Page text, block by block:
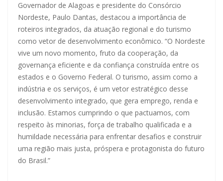
Governador de Alagoas e presidente do Consórcio
Nordeste, Paulo Dantas, destacou a importância de
roteiros integrados, da atuação regional e do turismo
como vetor de desenvolvimento econômico. “O Nordeste
vive um novo momento, fruto da cooperação, da
governança eficiente e da confiança construída entre os
estados e o Governo Federal. O turismo, assim como a
indústria e os serviços, é um vetor estratégico desse
desenvolvimento integrado, que gera emprego, renda e
inclusão. Estamos cumprindo o que pactuamos, com
respeito às minorias, força de trabalho qualificada e a
humildade necessária para enfrentar desafios e construir
uma região mais justa, próspera e protagonista do futuro
do Brasil.”